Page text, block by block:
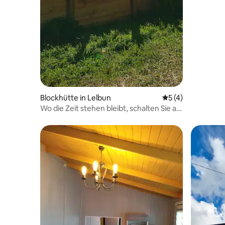
Blockhütte in Lelbun Durchschnittliche
5 (4)
Wo die Zeit stehen bleibt, schalten Sie ab